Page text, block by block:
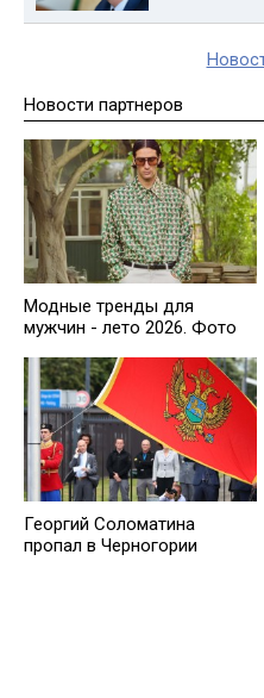
Новости партнеров
Модные тренды для
мужчин - лето 2026. Фото
Георгий Соломатина
пропал в Черногории